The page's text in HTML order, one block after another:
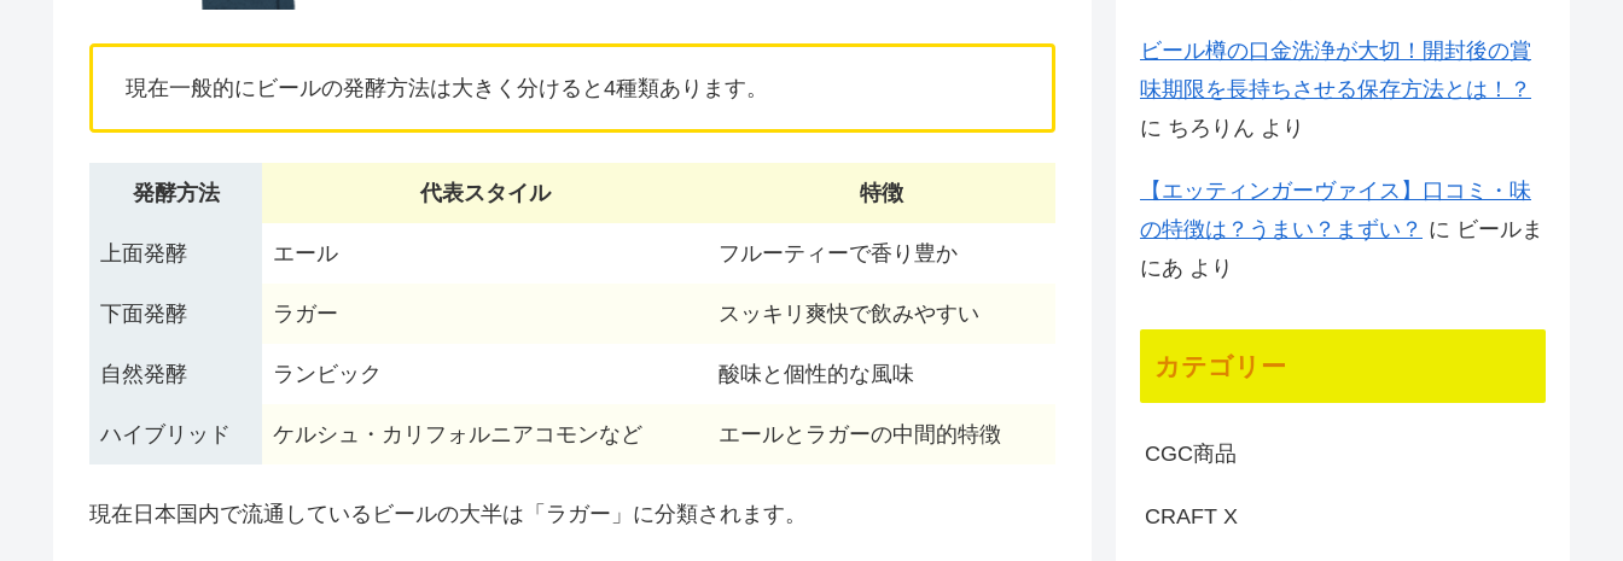
現在一般的にビールの発酵方法は大きく分けると4種類あります。
発酵方法 代表スタイル 特徴
上面発酵 エール フルーティーで香り豊か
下面発酵 ラガー スッキリ爽快で飲みやすい
自然発酵 ランビック 酸味と個性的な風味
ハイブリッド ケルシュ・カリフォルニアコモンなど エールとラガーの中間的特徴
現在日本国内で流通しているビールの大半は「ラガー」に分類されます。
ビール樽の口金洗浄が大切！開封後の賞
味期限を長持ちさせる保存方法とは！？
に ちろりん より
【エッティンガーヴァイス】口コミ・味
の特徴は？うまい？まずい？ に ビールま
にあ より
カテゴリー
CGC商品
CRAFT X